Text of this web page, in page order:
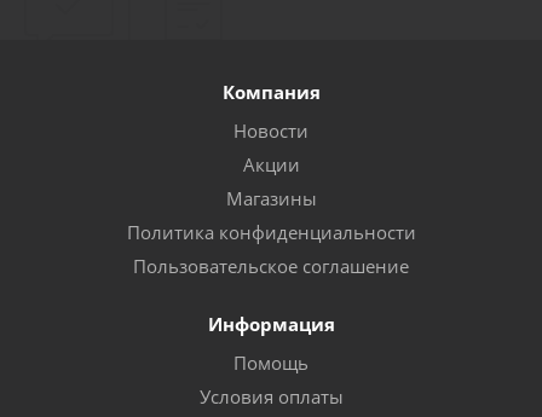
Компания
Новости
Акции
Магазины
Политика конфиденциальности
Пользовательское соглашение
Информация
Помощь
Условия оплаты